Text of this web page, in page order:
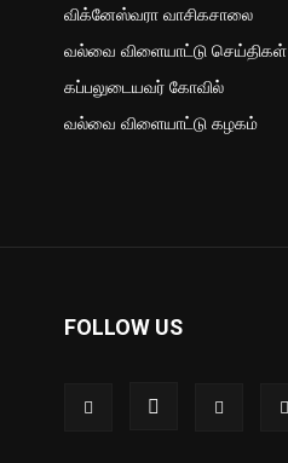
விக்னேஸ்வரா வாசிகசாலை
வல்வை விளையாட்டு செய்திகள்
கப்பலுடையவர் கோவில்
வல்வை விளையாட்டு கழகம்
FOLLOW US